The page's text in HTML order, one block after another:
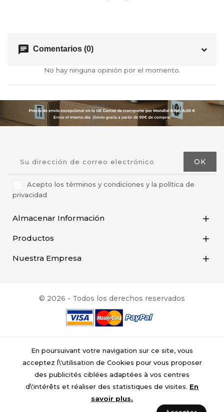
chat Comentarios (0)
No hay ninguna opinión por el momento.
Acepto los términos y condiciones y la política de
privacidad
Almacenar Información 
Productos 
Nuestra Empresa 
© 2026 - Todos los derechos reservados
En poursuivant votre navigation sur ce site, vous
acceptez l\'utilisation de Cookies pour vous proposer
des publicités ciblées adaptées à vos centres
d\'intérêts et réaliser des statistiques de visites. En
savoir plus.